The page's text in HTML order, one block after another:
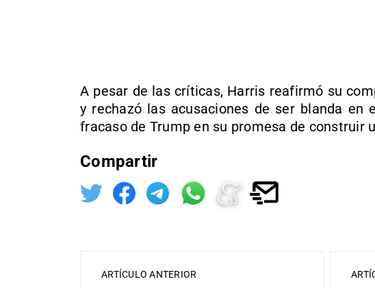
A pesar de las críticas, Harris reafirmó su
y rechazó las acusaciones de ser blanda en
fracaso de Trump en su promesa de construir
Compartir
ARTÍCULO ANTERIOR